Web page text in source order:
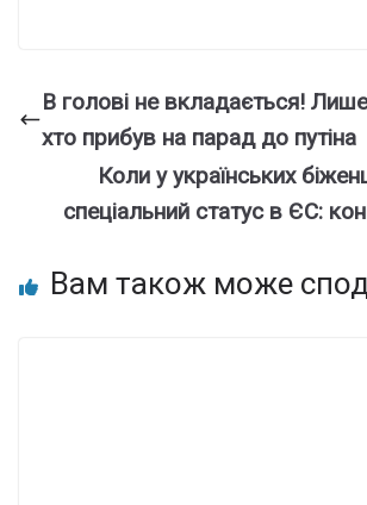
В голові не вкладається!
хто прибув на парад до путіна
Коли у українських
спеціальний статус в ЄС:
Вам також може